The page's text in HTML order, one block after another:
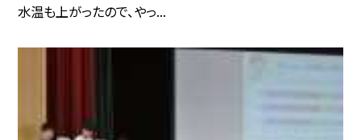
水温も上がったので、やっ...